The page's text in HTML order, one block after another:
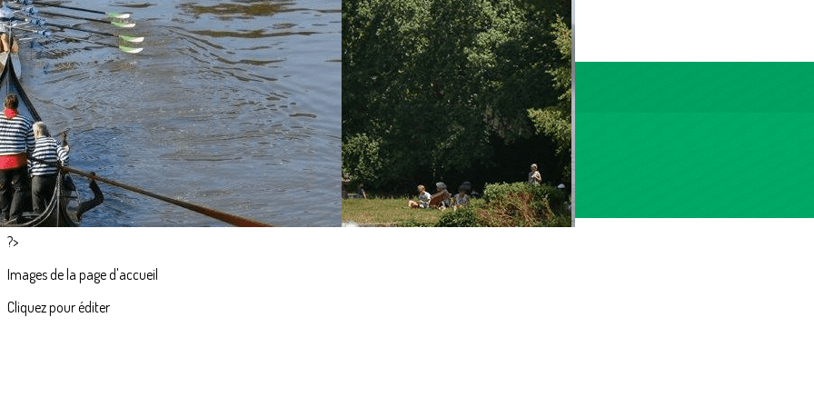
Exporter les lignes sélectionnées
Exporter toutes les colonnes
Exporter uniquement les colonnes affichées
Menu
<
>
Accueil
Actualités
L'aviron en images
?>
Images de la page d'accueil
Cliquez pour éditer